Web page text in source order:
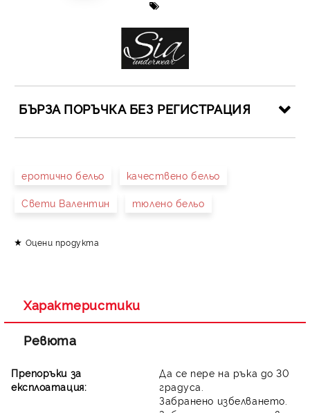
БЪРЗА ПОРЪЧКА БЕЗ РЕГИСТРАЦИЯ
еротично бельо качествено бельо
Свети Валентин тюлено бельо
Оцени продукта
Характеристики
Ревюта
Препоръки за
експлоатация:
Да се пере на ръка до 30
градуса.
Забранено избелването.